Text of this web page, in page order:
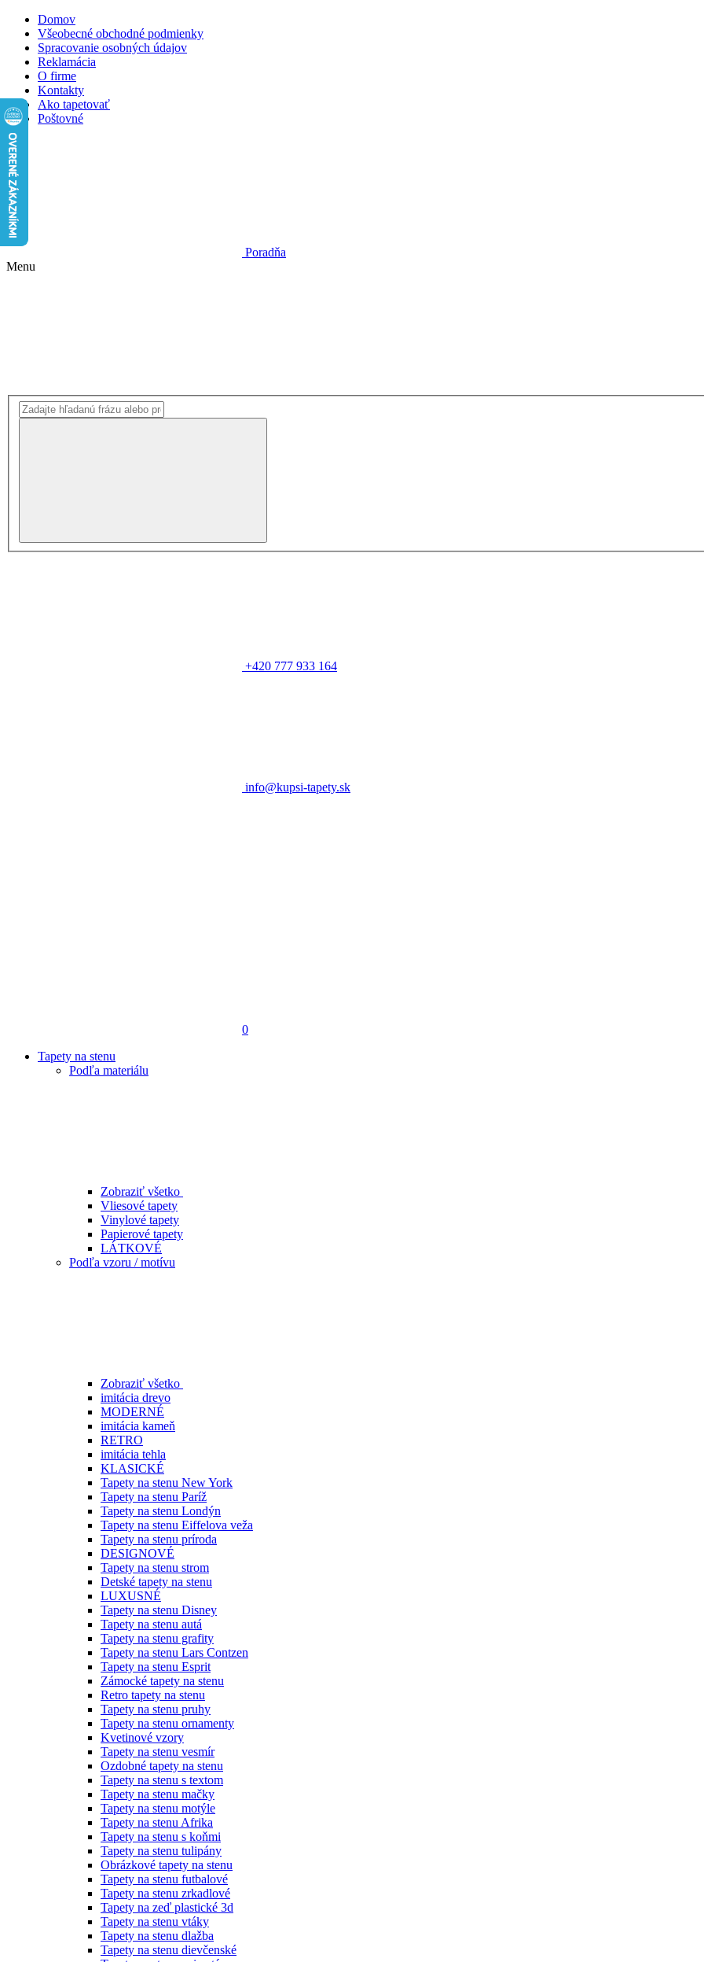
Domov
Všeobecné obchodné podmienky
Spracovanie osobných údajov
Reklamácia
O firme
Kontakty
Ako tapetovať
Poštovné
Poradňa
Menu
+420 777 933 164
info@kupsi-tapety.sk
0
Tapety na stenu
Podľa materiálu
Zobraziť všetko
Vliesové tapety
Vinylové tapety
Papierové tapety
LÁTKOVÉ
Podľa vzoru / motívu
Zobraziť všetko
imitácia drevo
MODERNÉ
imitácia kameň
RETRO
imitácia tehla
KLASICKÉ
Tapety na stenu New York
Tapety na stenu Paríž
Tapety na stenu Londýn
Tapety na stenu Eiffelova veža
Tapety na stenu príroda
DESIGNOVÉ
Tapety na stenu strom
Detské tapety na stenu
LUXUSNÉ
Tapety na stenu Disney
Tapety na stenu autá
Tapety na stenu grafity
Tapety na stenu Lars Contzen
Tapety na stenu Esprit
Zámocké tapety na stenu
Retro tapety na stenu
Tapety na stenu pruhy
Tapety na stenu ornamenty
Kvetinové vzory
Tapety na stenu vesmír
Ozdobné tapety na stenu
Tapety na stenu s textom
Tapety na stenu mačky
Tapety na stenu motýle
Tapety na stenu Afrika
Tapety na stenu s koňmi
Tapety na stenu tulipány
Obrázkové tapety na stenu
Tapety na stenu futbalové
Tapety na stenu zrkadlové
Tapety na zeď plastické 3d
Tapety na stenu vtáky
Tapety na stenu dlažba
Tapety na stenu dievčenské